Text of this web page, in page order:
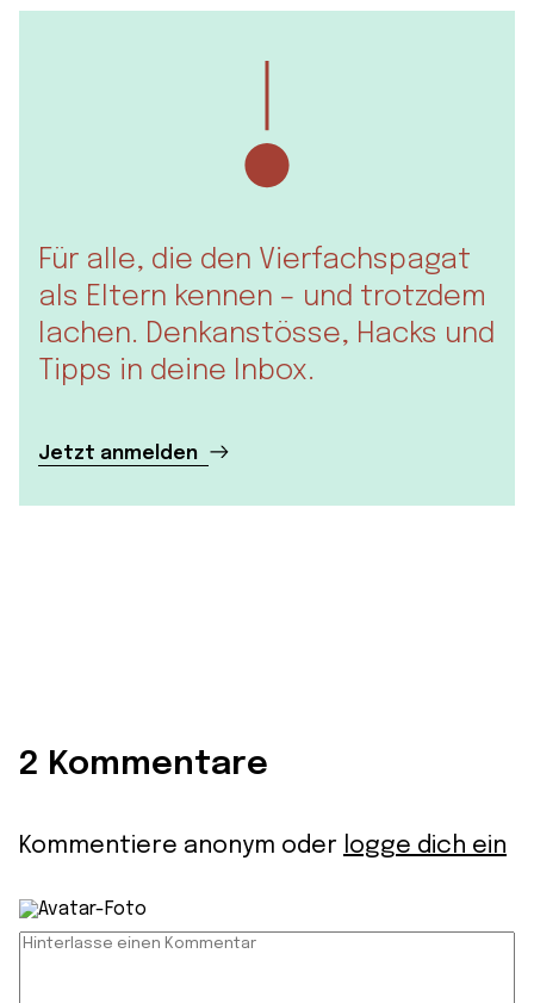
Für alle, die den Vierfachspagat
als Eltern kennen – und trotzdem
lachen. Denkanstösse, Hacks und
Tipps in deine Inbox.
Jetzt anmelden
2 Kommentare
Kommentiere anonym oder logge dich ein